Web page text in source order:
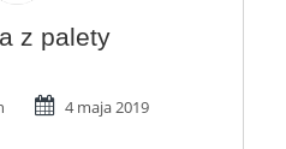
z palety
4 maja 2019